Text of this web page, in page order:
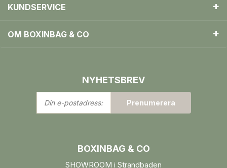
KUNDSERVICE
OM BOXINBAG & CO
NYHETSBREV
Din
e-
Prenumerera
BOXINBAG & CO
SHOWROOM i Strandbaden